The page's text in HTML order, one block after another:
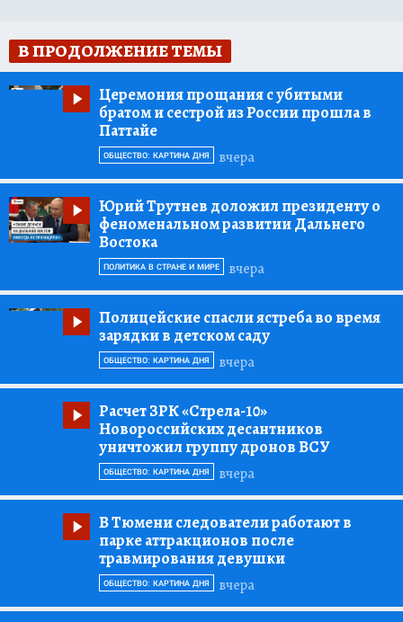
В ПРОДОЛЖЕНИЕ ТЕМЫ
Церемония прощания с убитыми
братом и сестрой из России прошла в
Паттайе
вчера
ОБЩЕСТВО: КАРТИНА ДНЯ
Юрий Трутнев доложил президенту о
феноменальном развитии Дальнего
Востока
вчера
ПОЛИТИКА В СТРАНЕ И МИРЕ
Полицейские спасли ястреба во время
зарядки в детском саду
вчера
ОБЩЕСТВО: КАРТИНА ДНЯ
Расчет ЗРК «Стрела-10»
Новороссийских десантников
уничтожил группу дронов ВСУ
вчера
ОБЩЕСТВО: КАРТИНА ДНЯ
В Тюмени следователи работают в
парке аттракционов после
травмирования девушки
вчера
ОБЩЕСТВО: КАРТИНА ДНЯ